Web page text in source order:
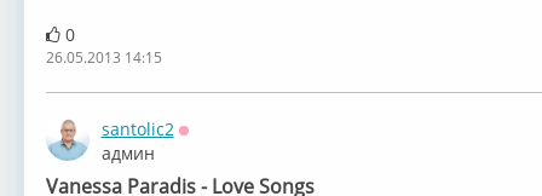
0
26.05.2013 14:15
santolic2
админ
Vanessa Paradis - Love Songs